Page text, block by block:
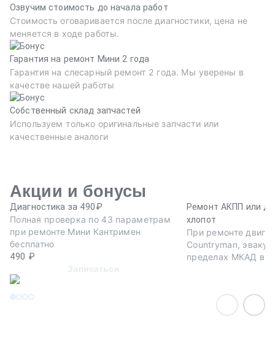
Озвучим стоимость до начала работ
Стоимость оговаривается после диагностики, цена не
меняется в ходе работы.
Гарантия на ремонт Мини 2 года
Гарантия на слесарный ремонт 2 года. Мы уверены в
качестве нашей работы
Собственный склад запчастей
Используем только оригинальные запчасти или
качественные аналоги
Акции и бонусы
Диагностика за 490₽
Полная проверка по 43 параметрам
при ремонте Мини Кантримен
бесплатно
490 ₽
Записаться
Ремонт АКПП или
хлопот
При ремонте
Countryman,
пределах МКАД в